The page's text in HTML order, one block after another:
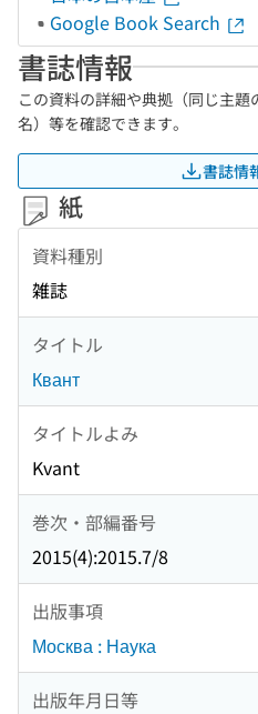
Google Book Search
書誌情報
この資料の詳細や典拠（同じ主
名）等を確認できます。
書誌情
紙
資料種別
雑誌
タイトル
Квант
タイトルよみ
Kvant
巻次・部編番号
2015(4):2015.7/8
出版事項
Москва : Наука
出版年月日等